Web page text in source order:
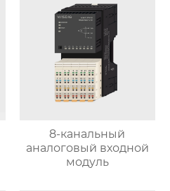
8-канальный
аналоговый входной
модуль